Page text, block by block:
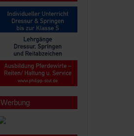
Werbung